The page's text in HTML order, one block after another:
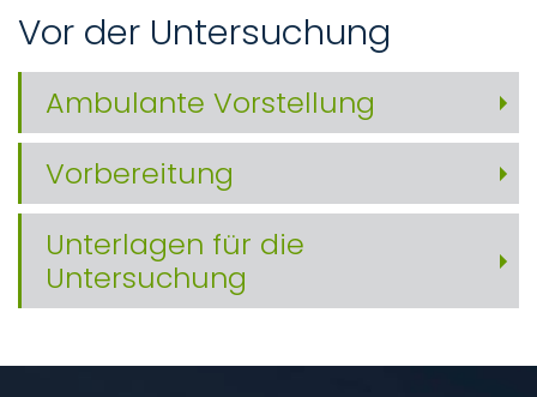
Vor der Untersuchung
Ambulante Vorstellung
Vorbereitung
Unterlagen für die
Untersuchung